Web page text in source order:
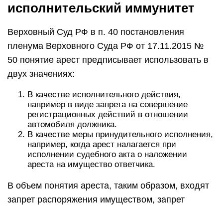
исполнительский иммунитет
Верховный Суд РФ в п. 40 постановления
пленума Верховного Суда РФ от 17.11.2015 №
50 понятие арест предписывает использовать в
двух значениях:
В качестве исполнительного действия,
например в виде запрета на совершение
регистрационных действий в отношении
автомобиля должника.
В качестве меры принудительного исполнения,
например, когда арест налагается при
исполнении судебного акта о наложении
ареста на имущество ответчика.
В объем понятия ареста, таким образом, входят
запрет распоряжения имуществом, запрет